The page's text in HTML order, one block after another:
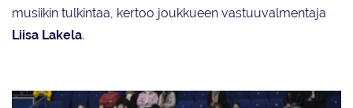
musiikin tulkintaa, kertoo joukkueen vastuuvalmentaja
Liisa Lakela.